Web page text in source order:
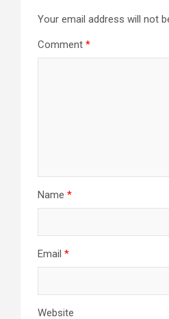
Your email address will not
Comment *
Name *
Email *
Website